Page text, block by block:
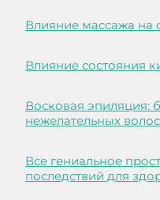
Влияние массажа на
Влияние состояния
Восковая эпиляция:
нежелательных волос
Все гениальное
последствий для